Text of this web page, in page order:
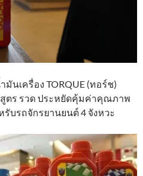
มันเครื่อง TORQUE (ทอร์ช)
สูตร รวด ประหยัดคุ้มค่าคุณภาพ
บรถจักรยานยนต์ 4 จังหวะ